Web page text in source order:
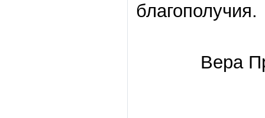
благополучия.
Вера